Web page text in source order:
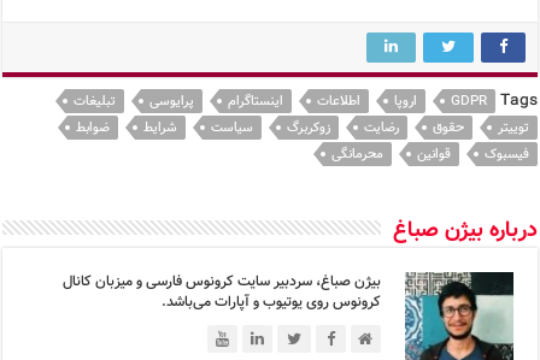
Tags
GDPR اروپا اطلاعات اینستاگرام پرایوسی
تبلیغات
توییتر
حقوق رضایت زوکربرگ سیاست شرایط
ضوابط
فیسبوک
قوانین محرمانگی
درباره بیژن صباغ
بیژن صباغ، سردبیر سایت کرونوس فارسی و میزبان کانال
کرونوس روی یوتیوب و آپارات می‌باشد.